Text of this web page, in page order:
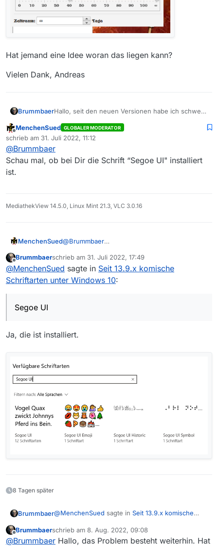
Hat jemand eine Idee woran das liegen kann?
Vielen Dank, Andreas
BrummbaerHallo, seit den neuen Versionen habe ich schwer
gefunden wie man die Größe verändert, aber
nichts wo man die Schriftart anpassen kann.
HIer mal zwei ein Screenshoots…
Offline
MenchenSued GLOBALER MODERATOR
schrieb am 31. Juli 2022, 11:12
zuletzt editiert von
@Brummbaer
Schau mal, ob bei Dir die Schrift “Segoe UI" installiert
ist.
MediathekView 14.5.0, Linux Mint 21.3, VLC 3.0.16
MenchenSued@Brummbaer
installiert ist.
Offline
Brummbaerschrieb am 31. Juli 2022, 17:49
zuletzt editiert von
@MenchenSued sagte in Seit 13.9.x komische
Schriftarten unter Windows 10:
Segoe UI
Ja, die ist installiert.
8 Tagen später
Brummbaer@MenchenSued sagte in Seit 13.9.x komische
Segoe UI
Offline
Brummbaerschrieb am 8. Aug. 2022, 09:08
zuletzt editiert von
@Brummbaer Hallo, das Problem besteht weiterhin. Hat